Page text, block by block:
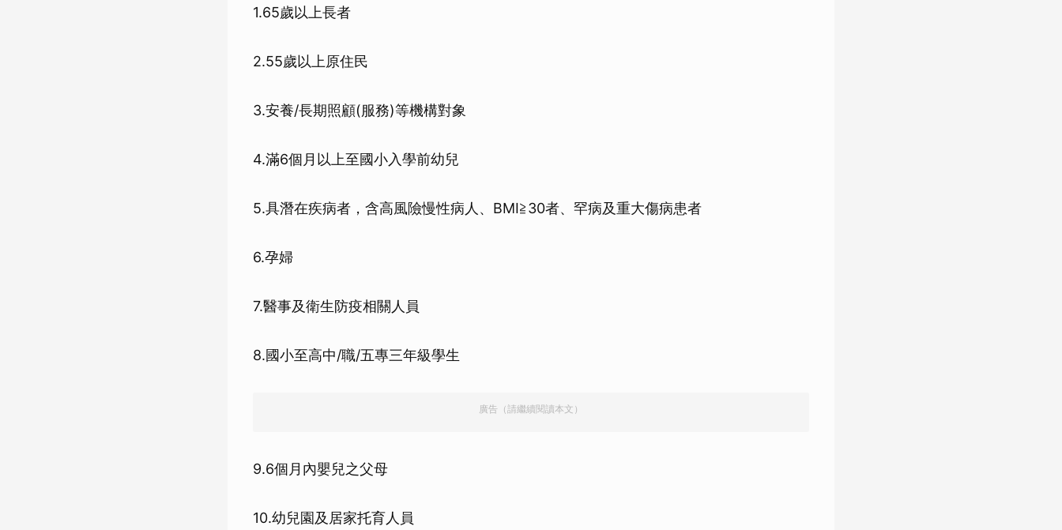
1.65歲以上長者
2.55歲以上原住民
3.安養/長期照顧(服務)等機構對象
4.滿6個月以上至國小入學前幼兒
5.具潛在疾病者，含高風險慢性病人、BMI≧30者、罕病及重大傷病患者
6.孕婦
7.醫事及衛生防疫相關人員
8.國小至高中/職/五專三年級學生
廣告（請繼續閱讀本文）
9.6個月內嬰兒之父母
10.幼兒園及居家托育人員